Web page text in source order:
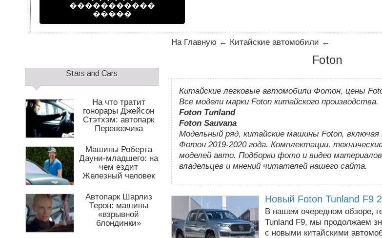
12
�����������
�����
На Главную ← Китайские автомобили ←
Foton
Китайские легковые автомобили Фотон, цены
Все модели марки Foton китайского производства.
Foton Tunland
Foton Sauvana
Модельный ряд, китайские машины Foton,
Фотон 2019-2020 года. Комплектации,
моделей авто. Подборки фото и видео
владельцев и мнений читателей нашего сайта.
Новый Foton Tunland F9
В нашем очередном обзоре,
Tunland F9, мы продолжаем
с новыми китайскими
д
б
1
Stars and Cars
На что тратит
гонорары Джейсон
Стэтхэм: автопарк
Перевозчика
Машины Роберта
Дауни-младшего: на
чем ездит
Железный человек
Автопарк Шарлиз
Терон: машины
«взрывной
блондинки»
о
н
ь
н
о
е
м
н
ю